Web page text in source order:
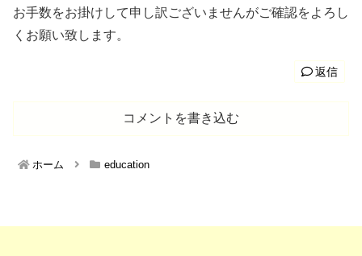
お手数をお掛けして申し訳ございませんがご確認をよろし
くお願い致します。
返信
コメントを書き込む
ホーム education